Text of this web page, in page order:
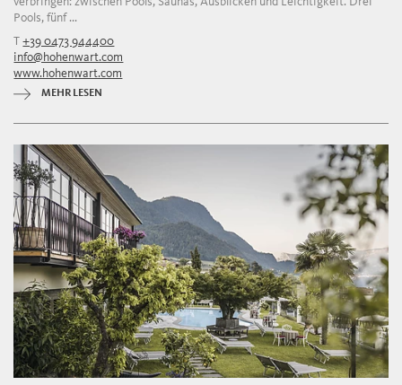
Pools, fünf ...
T+39 0473 944400
info@hohenwart.com
www.hohenwart.com
MEHR LESEN